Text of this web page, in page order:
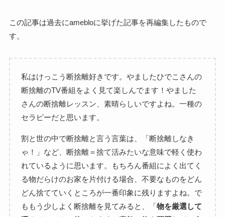
この記事は過去にamebloに挙げた記事を再編集したもので
す。
私はけっこう断捨離好きです。やましたひでこさんの
断捨離のTV番組をよく見て楽しんでます！やました
さんの断捨離レッスン、素晴らしいですよね。一種の
セラピーだと思います。
割と世の中で断捨離と言う言葉は、「断捨離しなき
ゃ！」など、断捨離＝捨て活みたいな意味で軽く使わ
れているように思います。もちろん番組によく出てく
る物だらけのお家を片付ける場合、不要なものをどん
どん捨てていくところが一番印象に残りますよね。で
ももう少しよく断捨離を見てみると、「物を厳選して